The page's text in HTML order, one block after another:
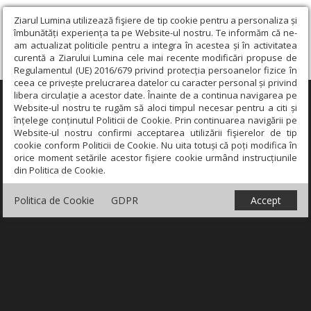
Ziarul Lumina utilizează fişiere de tip cookie pentru a personaliza și
îmbunătăți experiența ta pe Website-ul nostru. Te informăm că ne-
am actualizat politicile pentru a integra în acestea și în activitatea
curentă a Ziarului Lumina cele mai recente modificări propuse de
Regulamentul (UE) 2016/679 privind protecția persoanelor fizice în
ceea ce privește prelucrarea datelor cu caracter personal și privind
libera circulație a acestor date. Înainte de a continua navigarea pe
Website-ul nostru te rugăm să aloci timpul necesar pentru a citi și
înțelege conținutul Politicii de Cookie. Prin continuarea navigării pe
Website-ul nostru confirmi acceptarea utilizării fişierelor de tip
cookie conform Politicii de Cookie. Nu uita totuși că poți modifica în
orice moment setările acestor fişiere cookie urmând instrucțiunile
din Politica de Cookie.
Politica de Cookie GDPR Accept
×